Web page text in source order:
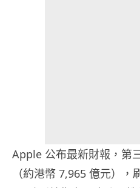
Apple 公布最新財報，第
（約港幣 7,965 億元）